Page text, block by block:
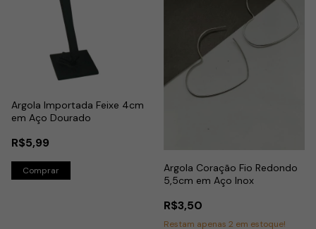
Argola Importada Feixe 4cm
em Aço Dourado
R$5,99
Argola Coração Fio Redondo
5,5cm em Aço Inox
R$3,50
Restam apenas 2 em estoque!